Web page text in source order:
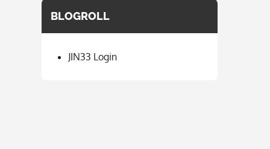
BLOGROLL
JIN33 Login